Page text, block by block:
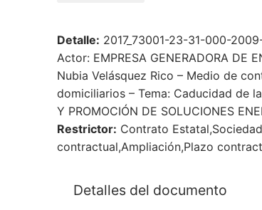
Detalle: 2017_73001-23-31-000-
Actor: EMPRESA GENERADORA DE
Nubia Velásquez Rico – Medio de
domiciliarios – Tema: Caducidad de
Y PROMOCIÓN DE SOLUCIONES
Restrictor: Contrato
contractual,Ampliación,Plazo
Detalles del documento